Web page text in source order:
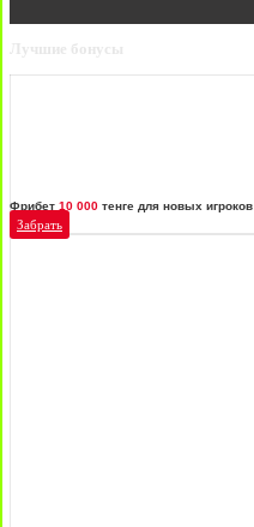
Лучшие бонусы
Фрибет 10 000 тенге для новых игроков
Забрать